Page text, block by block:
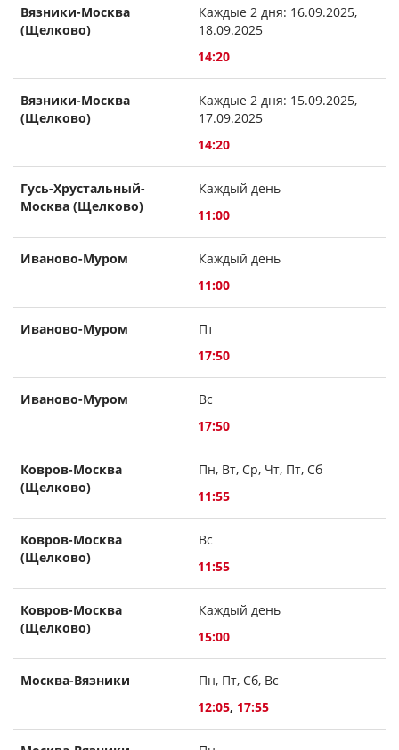
Вязники-Москва
(Щелково)
Каждые 2 дня: 16.09.2025,
18.09.2025
14:20
Вязники-Москва
(Щелково)
Каждые 2 дня: 15.09.2025,
17.09.2025
14:20
Гусь-Хрустальный-
Москва (Щелково)
Каждый день
11:00
Иваново-Муром
Каждый день
11:00
Иваново-Муром
Пт
17:50
Иваново-Муром
Вс
17:50
Ковров-Москва
(Щелково)
Пн, Вт, Ср, Чт, Пт, Сб
11:55
Ковров-Москва
(Щелково)
Вс
11:55
Ковров-Москва
(Щелково)
Каждый день
15:00
Москва-Вязники
Пн, Пт, Сб, Вс
12:05, 17:55